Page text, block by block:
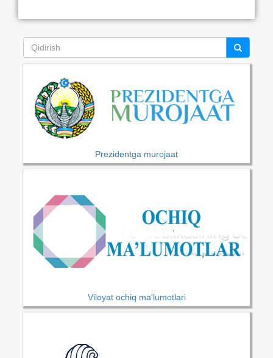
Prezidentga murojaat
Viloyat ochiq ma'lumotlari